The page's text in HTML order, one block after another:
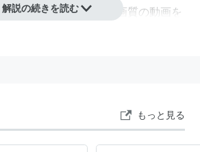
比べると高解像度、高画質の動画を
了した。
解説の続きを読む
もっと見る